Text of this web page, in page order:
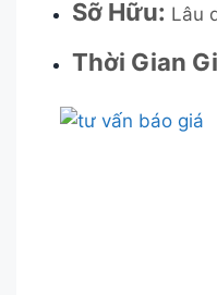
Sỡ Hữu: Lâu
Thời Gian